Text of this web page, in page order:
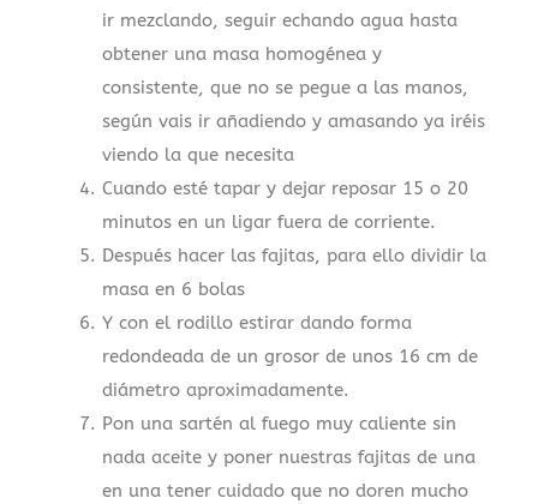
ir mezclando, seguir echando agua hasta
obtener una masa homogénea y
consistente, que no se pegue a las manos,
según vais ir añadiendo y amasando ya iréis
viendo la que necesita
Cuando esté tapar y dejar reposar 15 o 20
minutos en un ligar fuera de corriente.
Después hacer las fajitas, para ello dividir la
masa en 6 bolas
Y con el rodillo estirar dando forma
redondeada de un grosor de unos 16 cm de
diámetro aproximadamente.
Pon una sartén al fuego muy caliente sin
nada aceite y poner nuestras fajitas de una
en una tener cuidado que no doren mucho